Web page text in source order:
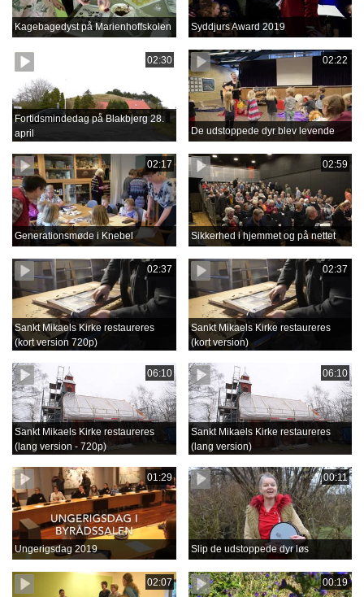
Kagebagedyst på Marienhoffskolen Syddjurs Award 2019
02:30
Fortidsmindedag på Blakbjerg 28.
april
02:22
De udstoppede dyr blev levende
02:17
Generationsmøde i Knebel
02:59
Sikkerhed i hjemmet og på nettet
02:37
Sankt Mikaels Kirke restaureres
(kort version 720p)
02:37
Sankt Mikaels Kirke restaureres
(kort version)
06:10
Sankt Mikaels Kirke restaureres
(lang version - 720p)
06:10
Sankt Mikaels Kirke restaureres
(lang version)
01:29
Ungerigsdag 2019
00:11
Slip de udstoppede dyr løs
02:07 00:19